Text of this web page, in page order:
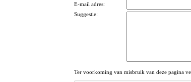
E-mail adres:
Suggestie:
Ter voorkoming van misbruik van deze pagina